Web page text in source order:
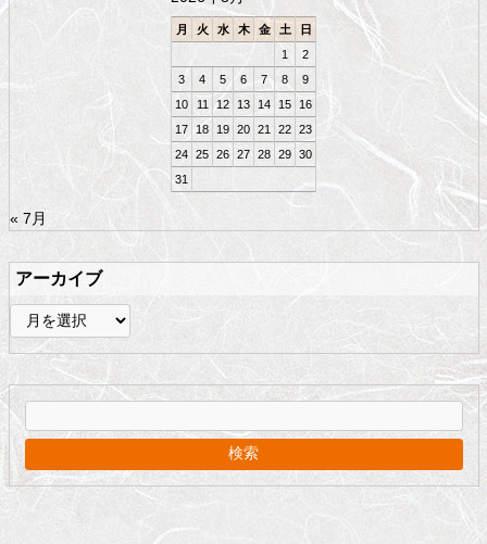
へ
月 火 水 木 金 土
日
1
2
3
4 5 6 7 8
9
10
11 12 13 14 15
16
17
18 19 20 21 22 23
24 25 26 27 28 29 30
31
« 7月
アーカイブ
ア
ー
カ
イ
ブ